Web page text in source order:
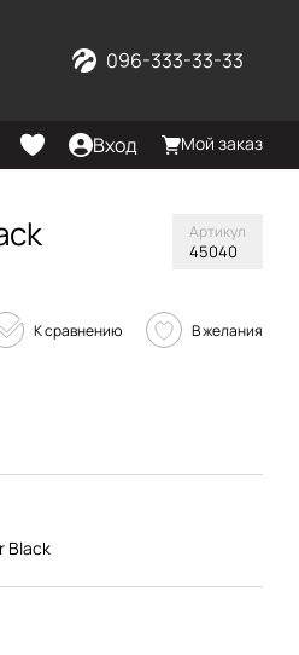
096-333-33-33
Вход Мой заказ
Артикул
45040
К сравнению В желания
Black